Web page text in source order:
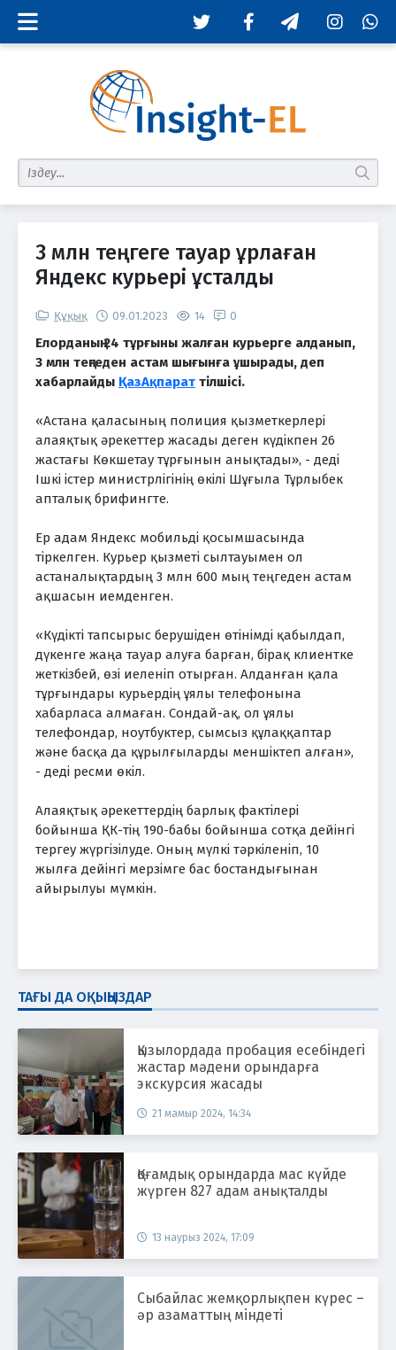
TwitterFacebookTelegramInstagram
табу
3 млн теңгеге тауар ұрлаған
Яндекс курьері ұсталды
Құқық 09.01.2023 14 0
Елорданың 24 тұрғыны жалған курьерге алданып,
3 млн теңгеден астам шығынға ұшырады, деп
хабарлайды ҚазАқпарат тілшісі.
«Астана қаласының полиция қызметкерлері
алаяқтық әрекеттер жасады деген күдікпен 26
жастағы Көкшетау тұрғынын анықтады», - деді
Ішкі істер министрлігінің өкілі Шұғыла Тұрлыбек
апталық брифингте.
Ер адам Яндекс мобильді қосымшасында
тіркелген. Курьер қызметі сылтауымен ол
астаналықтардың 3 млн 600 мың теңгеден астам
ақшасын иемденген.
«Күдікті тапсырыс берушіден өтінімді қабылдап,
дүкенге жаңа тауар алуға барған, бірақ клиентке
жеткізбей, өзі иеленіп отырған. Алданған қала
тұрғындары курьердің ұялы телефонына
хабарласа алмаған. Сондай-ақ, ол ұялы
телефондар, ноутбуктер, сымсыз құлаққаптар
және басқа да құрылғыларды меншіктеп алған»,
- деді ресми өкіл.
Алаяқтық әрекеттердің барлық фактілері
бойынша ҚК-тің 190-бабы бойынша сотқа дейінгі
тергеу жүргізілуде. Оның мүлкі тәркіленіп, 10
жылға дейінгі мерзімге бас бостандығынан
айырылуы мүмкін.
ТАҒЫ ДА ОҚЫҢЫЗДАР
Қызылордада пробация есебіндегі
жастар мәдени орындарға
экскурсия жасады
21 мамыр 2024, 14:34
Қоғамдық орындарда мас күйде
жүрген 827 адам анықталды
13 наурыз 2024, 17:09
Сыбайлас жемқорлықпен күрес –
әр азаматтың міндеті